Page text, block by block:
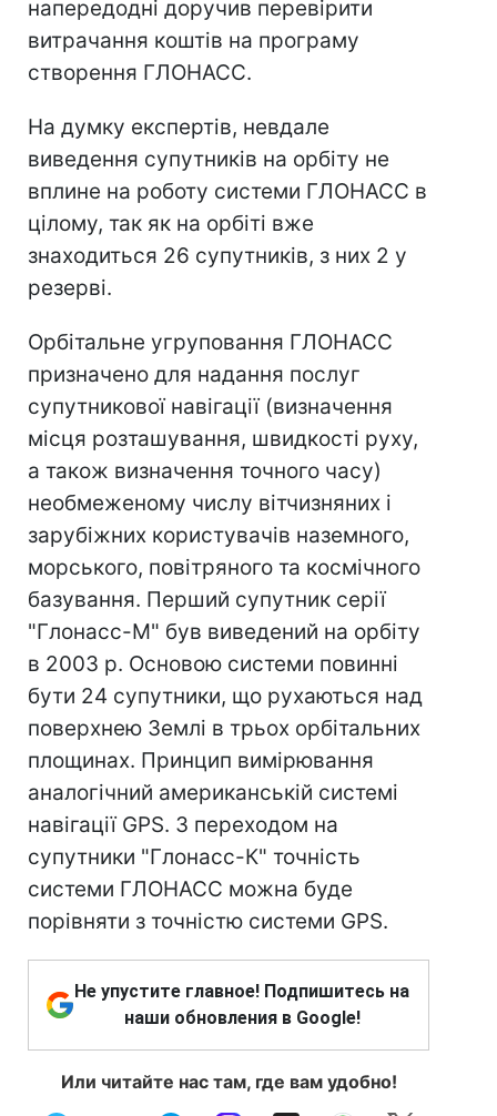
напередодні доручив перевірити
витрачання коштів на програму
створення ГЛОНАСС.
На думку експертів, невдале
виведення супутників на орбіту не
вплине на роботу системи ГЛОНАСС в
цілому, так як на орбіті вже
знаходиться 26 супутників, з них 2 у
резерві.
Орбітальне угруповання ГЛОНАСС
призначено для надання послуг
супутникової навігації (визначення
місця розташування, швидкості руху,
а також визначення точного часу)
необмеженому числу вітчизняних і
зарубіжних користувачів наземного,
морського, повітряного та космічного
базування. Перший супутник серії
"Глонасс-М" був виведений на орбіту
в 2003 р. Основою системи повинні
бути 24 супутники, що рухаються над
поверхнею Землі в трьох орбітальних
площинах. Принцип вимірювання
аналогічний американській системі
навігації GPS. З переходом на
супутники "Глонасс-К" точність
системи ГЛОНАСС можна буде
порівняти з точністю системи GPS.
Не упустите главное! Подпишитесь на
наши обновления в Google!
Или читайте нас там, где вам удобно!